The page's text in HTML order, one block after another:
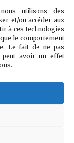
utilisons des
et/ou accéder aux
à ces technologies
le comportement
Le fait de ne pas
peut avoir un effet
Le
combat
contre le
la peur et